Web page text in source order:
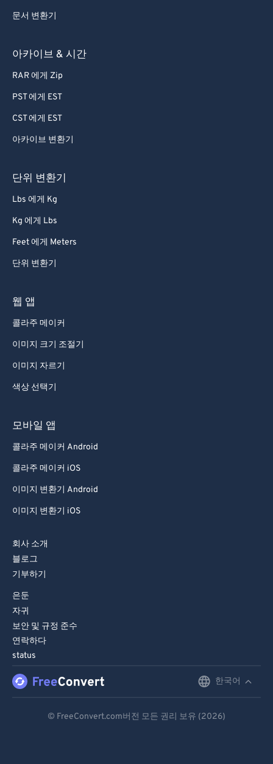
문서 변환기
아카이브 & 시간
RAR 에게 Zip
PST 에게 EST
CST 에게 EST
아카이브 변환기
단위 변환기
Lbs 에게 Kg
Kg 에게 Lbs
Feet 에게 Meters
단위 변환기
웹 앱
콜라주 메이커
이미지 크기 조절기
이미지 자르기
색상 선택기
모바일 앱
콜라주 메이커 Android
콜라주 메이커 iOS
이미지 변환기 Android
이미지 변환기 iOS
회사 소개
블로그
기부하기
은둔
자귀
보안 및 규정 준수
연락하다
status
한국어
© FreeConvert.com버전 모든 권리 보유 (2026)